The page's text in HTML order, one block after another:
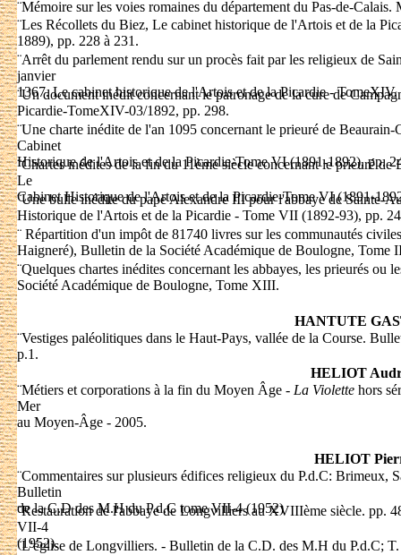
¨Mémoire sur les voies romaines du département du Pas-de-
¨Les Récollets du Biez, Le cabinet historique de l'Artois et de la
1889), pp. 228 à 231.
¨Arrêt du parlement rendu sur un procès fait par les religieux de
janvier
1367. Le cabinet historique de l'Artois et de la Picardie -
¨Un document inédit concernant le patronage de la cure de
Picardie-TomeXIV-03/1892, pp. 298.
¨Une charte inédite de l'an 1095 concernant le prieuré de
Cabinet
Historique de l'Artois et de la Picardie-Tome VI (1891-1892), pp.
¨Chartes inédites de la fin du 11ème siècle concernant le prieuré
Le
Cabinet Historique de l'Artois et de la Picardie-Tome VI (1891-
¨Une bulle inédite du pape Alexandre III pour l'abbaye de Sainte-
Historique de l'Artois et de la Picardie - Tome VII (1892-93), pp.
¨ Répartition d'un impôt de 81740 livres sur les communautés
Haigneré), Bulletin de la Société Académique de Boulogne, Tome
¨Quelques chartes inédites concernant les abbayes, les prieurés ou
Société Académique de Boulogne, Tome XIII.
HANTUTE
¨Vestiges paléolitiques dans le Haut-Pays, vallée de la Course.
p.1.
HELIOT
¨Métiers et corporations à la fin du Moyen Âge - La Violette hors
Mer
au Moyen-Âge - 2005.
HELIOT
¨Commentaires sur plusieurs édifices religieux du P.d.C: Brimeux,
Bulletin
de la C.D des M.H du P.d.C tome VII-4 (1952)
¨Restauration de l'abbaye de Longvilliers au XVIIIème siècle. pp.
VII-4
(1952).
¨L'église de Longvilliers. - Bulletin de la C.D. des M.H du P.d.C;